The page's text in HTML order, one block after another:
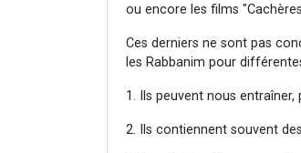
ou encore les films
Ces derniers ne sont pas
les Rabbanim pour
1. Ils peuvent nous
2. Ils contiennent souvent